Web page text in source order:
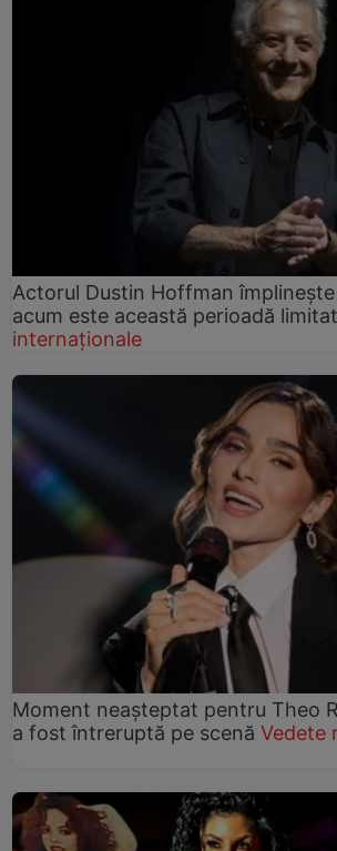
Actorul Dustin Hoffman
acum este această perioadă
internaționale
Moment neașteptat pentru Theo
a fost întreruptă pe scenă Vedete